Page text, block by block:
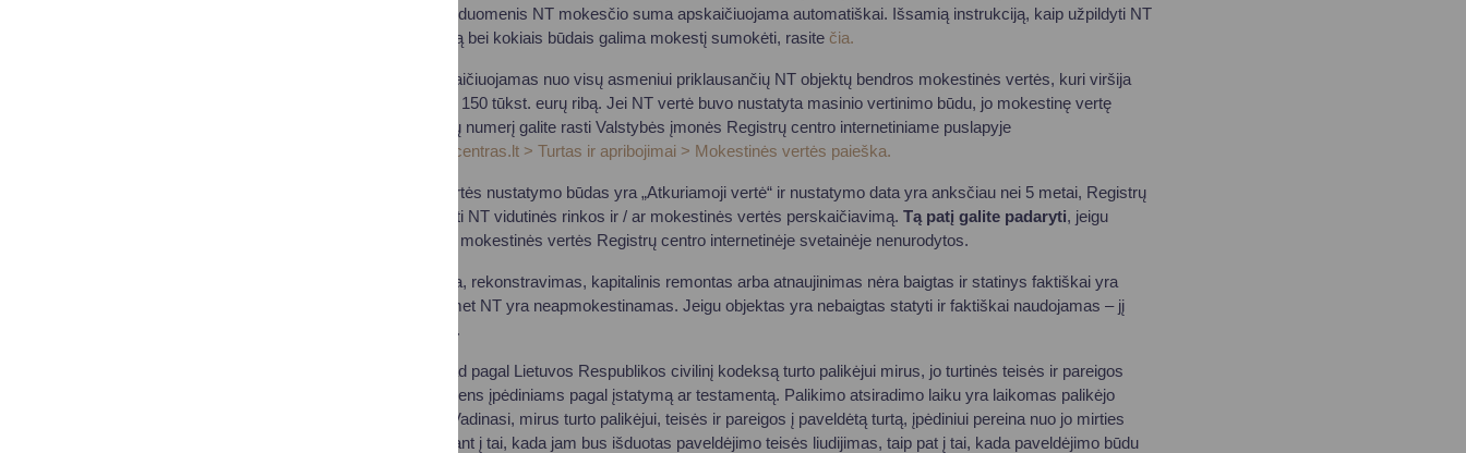
ribą. Suvedus šiuos duomenis NT mokesčio suma apskaičiuojama automatiškai. Išsamią instrukciją, kaip užpildyti NT
mokesčio deklaraciją bei kokiais būdais galima mokestį sumokėti, rasite čia.
NT mokestis yra skaičiuojamas nuo visų asmeniui priklausančių NT objektų bendros mokestinės vertės, kuri viršija
neapmokestinamąją 150 tūkst. eurų ribą. Jei NT vertė buvo nustatyta masinio vertinimo būdu, jo mokestinę vertę
pagal objekto unikalų numerį galite rasti Valstybės įmonės Registrų centro internetiniame puslapyje
https://www.registrucentras.lt > Turtas ir apribojimai > Mokestinės vertės paieška.
Jeigu NT objekto vertės nustatymo būdas yra „Atkuriamoji vertė“ ir nustatymo data yra anksčiau nei 5 metai, Registrų
centre galite užsakyti NT vidutinės rinkos ir / ar mokestinės vertės perskaičiavimą. Tą patį galite padaryti, jeigu
ieškomo NT objekto mokestinės vertės Registrų centro internetinėje svetainėje nenurodytos.
Jeigu statinio statyba, rekonstravimas, kapitalinis remontas arba atnaujinimas nėra baigtas ir statinys faktiškai yra
nenaudojamas, tuomet NT yra neapmokestinamas. Jeigu objektas yra nebaigtas statyti ir faktiškai naudojamas – jį
privaloma deklaruoti.
Atkreipiu dėmesį, kad pagal Lietuvos Respublikos civilinį kodeksą turto palikėjui mirus, jo turtinės teisės ir pareigos
pereina mirusio asmens įpėdiniams pagal įstatymą ar testamentą. Palikimo atsiradimo laiku yra laikomas palikėjo
mirties momentas. Vadinasi, mirus turto palikėjui, teisės ir pareigos į paveldėtą turtą, įpėdiniui pereina nuo jo mirties
dienos, neatsižvelgiant į tai, kada jam bus išduotas paveldėjimo teisės liudijimas, taip pat į tai, kada paveldėjimo būdu